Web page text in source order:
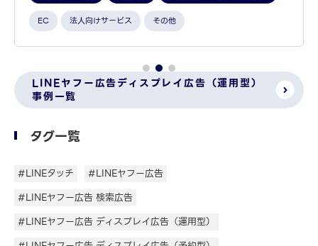
EC 法人向けサービス その他
LINEヤフー広告ディスプレイ広告（運用型）
事例一覧
タグ一覧
#LINEタッチ
#LINEヤフー広告
#LINEヤフー広告 検索広告
#LINEヤフー広告 ディスプレイ広告（運用型）